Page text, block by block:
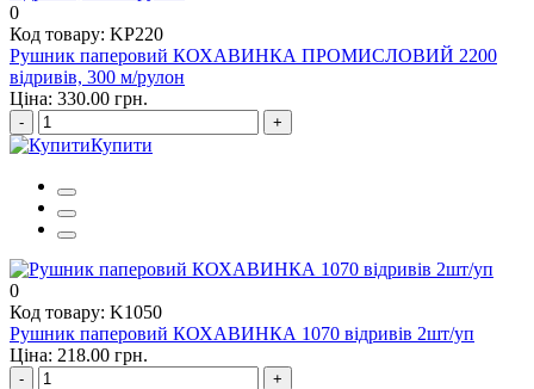
0
Код товару: KP220
Рушник паперовий КОХАВИНКА ПРОМИСЛОВИЙ 2200
відривів, 300 м/рулон
Ціна: 330.00 грн.
- +
Купити
0
Код товару: K1050
Рушник паперовий КОХАВИНКА 1070 відривів 2шт/уп
Ціна: 218.00 грн.
- +